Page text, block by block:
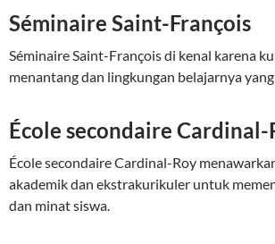
Séminaire Saint-François
Séminaire Saint-François di kenal karena
menantang dan lingkungan belajarnya
École secondaire Cardinal-
École secondaire Cardinal-Roy
akademik dan ekstrakurikuler untuk
dan minat siswa.